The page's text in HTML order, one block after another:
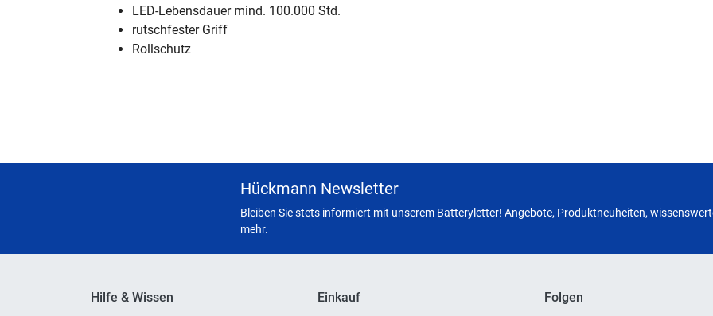
LED-Lebensdauer mind. 100.000 Std.
rutschfester Griff
Rollschutz
Hückmann Newsletter
Bleiben Sie stets informiert mit unserem Batteryletter! Angebote, Produktneuheiten,
mehr.
Hilfe & Wissen Einkauf Folgen